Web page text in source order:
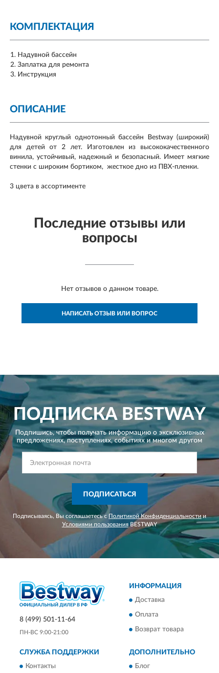
КОМПЛЕКТАЦИЯ
Надувной бассейн
Заплатка для ремонта
Инструкция
ОПИСАНИЕ
Надувной круглый однотонный бассейн Bestway (широкий)
для детей от 2 лет. Изготовлен из высококачественного
винила, устойчивый, надежный и безопасный. Имеет мягкие
стенки с широким бортиком, жесткое дно из ПВХ-пленки.
3 цвета в ассортименте
Последние отзывы или
вопросы
Нет отзывов о данном товаре.
НАПИСАТЬ ОТЗЫВ ИЛИ ВОПРОС
ПОДПИСКАBESTWAY
Подпишись, чтобы получать информацию о эксклюзивных
предложениях,поступлениях, событиях и многом другом
ПОДПИСАТЬСЯ
Подписываясь, Вы соглашаетесь с Политикой Конфиденциальности и
Условиями пользованияBESTWAY
8 (499) 501-11-64
ПН-ВС 9:00-21:00
ИНФОРМАЦИЯ
Доставка
Оплата
Возврат товара
СЛУЖБА ПОДДЕРЖКИ
Контакты
ДОПОЛНИТЕЛЬНО
Блог